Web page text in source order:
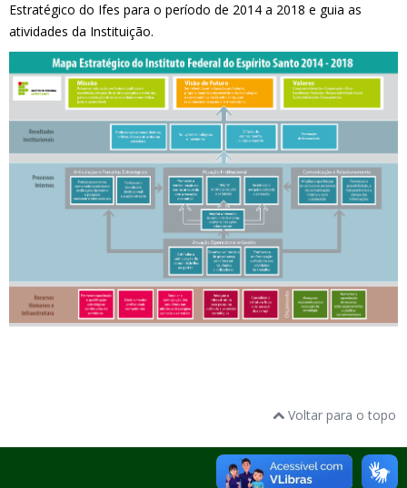
Estratégico do Ifes para o período de 2014 a 2018 e guia as
atividades da Instituição.
Voltar para o topo